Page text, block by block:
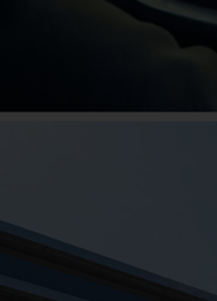
Jetzt mitfeiern!